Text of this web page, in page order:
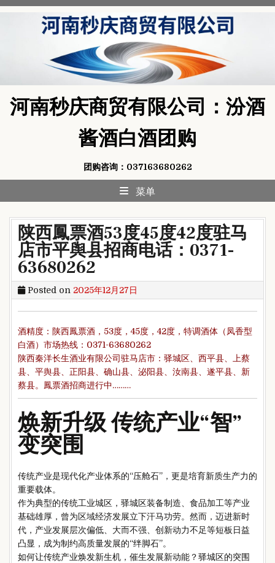
Skip
河南秒庆商贸有限公司：汾酒
酱酒白酒团购
团购咨询：037163680262
菜单
陕西鳳票酒53度45度42度驻马
店市‌平舆县招商电话：0371-
63680262
Posted on 2025年12月27日
酒精度：陕西鳳票酒，53度，45度，42度，特调酒体（凤香型
白酒）市场热线：0371-63680262
陕西秦洋长生酒业有限公司驻马店市‌：驿城区、西平县、上蔡
县、平舆县、正阳县、确山县、泌阳县、汝南县、遂平县、新
蔡县。鳳票酒招商进行中………
焕新升级 传统产业“智”
变突围
传统产业是现代化产业体系的“压舱石”，更是培育新质生产力的
重要载体。
作为典型的传统工业城区，驿城区装备制造、食品加工等产业
基础雄厚，曾为区域经济发展立下汗马功劳。然而，迈进新时
代，产业发展层次偏低、大而不强、创新动力不足等短板日益
凸显，成为制约高质量发展的“绊脚石”。
如何让传统产业焕发新生机，催生发展新动能？驿城区的突围